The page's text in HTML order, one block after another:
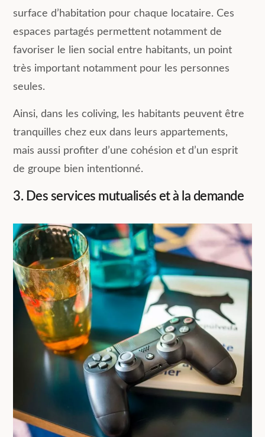
surface d’habitation pour chaque locataire. Ces
espaces partagés permettent notamment de
favoriser le lien social entre habitants, un point
très important notamment pour les personnes
seules.
Ainsi, dans les coliving, les habitants peuvent être
tranquilles chez eux dans leurs appartements,
mais aussi profiter d’une cohésion et d’un esprit
de groupe bien intentionné.
3. Des services mutualisés et à la demande